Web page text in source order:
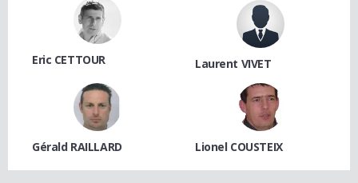
Eric CETTOUR Laurent VIVET
Gérald RAILLARD Lionel COUSTEIX